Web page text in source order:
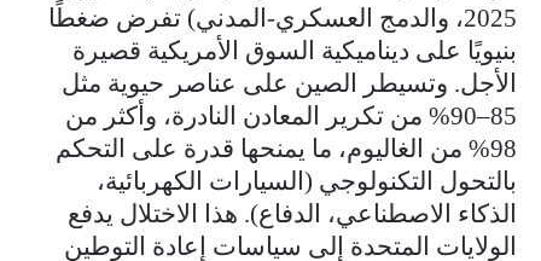
2025، والدمج العسكري-المدني) تفرض ضغطًا
بنيويًا على ديناميكية السوق الأمريكية قصيرة
الأجل. وتسيطر الصين على عناصر حيوية مثل
85–90% من تكرير المعادن النادرة، وأكثر من
98% من الغاليوم، ما يمنحها قدرة على التحكم
بالتحول التكنولوجي (السيارات الكهربائية،
الذكاء الاصطناعي، الدفاع). هذا الاختلال يدفع
الولايات المتحدة إلى سياسات إعادة التوطين